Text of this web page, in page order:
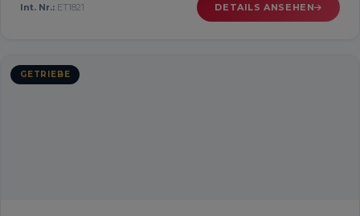
Int. Nr.: ET1821 DETAILS ANSEHEN
GETRIEBE